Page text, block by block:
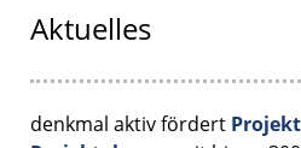
Aktuelles
denkmal aktiv fördert